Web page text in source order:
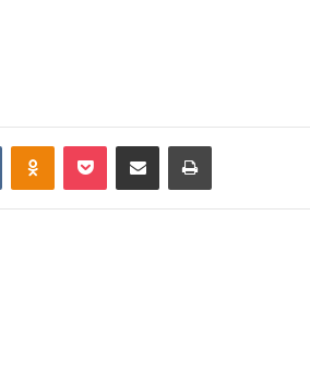
VKontakteOdnoklassniki
Pocket Podijeli putem Emaila Print